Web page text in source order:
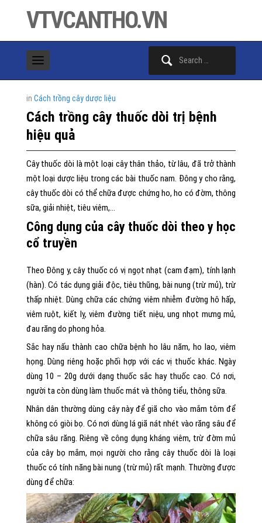
VTVCANTHO.VN
in Cách trồng cây dược liệu
Cách trồng cây thuốc dòi trị bệnh
hiệu quả
Cây thuốc dòi là một loại cây thân thảo, từ lâu, đã trở thành
một loại dược liệu trong các bài thuốc nam. Đông y cho rằng,
cây thuốc dòi có thể chữa được chứng ho, ho có đờm, thông
sữa, giải nhiệt, tiêu viêm,…
Công dụng của cây thuốc dòi theo y học
cổ truyền
Theo Đông y, cây thuốc có vị ngọt nhạt (cam đạm), tính lạnh
(hàn). Có tác dụng giải độc, tiêu thũng, bài nung (trừ mủ), trừ
thấp nhiệt. Dùng chữa các chứng viêm nhiễm đường hô hấp,
viêm ruột, kiết lỵ, viêm đường tiết niệu, ung nhọt mưng mủ,
đau răng do phong hỏa.
Sắc hay nấu thành cao chữa bệnh ho lâu năm, ho lao, viêm
họng. Dùng riêng hoặc phối hợp với các vị thuốc khác. Ngày
dùng 10 – 20g dưới dạng thuốc sắc hay thuốc cao. Có nơi,
người ta còn dùng làm thuốc mát và thông tiểu, thông sữa.
Nhân dân thường dùng cây này để giã cho vào mắm tôm để
không có giòi bọ. Có nơi dùng lá giã nát nhét vào răng sâu để
chữa sâu răng. Riêng về công dụng kháng viêm, trừ đờm mủ
của cây bọ mắm, mọi người cho rằng cây thuốc dòi là loại
thuốc có tính năng bài nung (trừ mủ) rất mạnh. Thường được
dùng để chữa: